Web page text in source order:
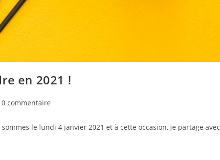
en 2021 !
:
0 commentaire
le lundi 4 janvier 2021 et à cette occasion, je partage avec